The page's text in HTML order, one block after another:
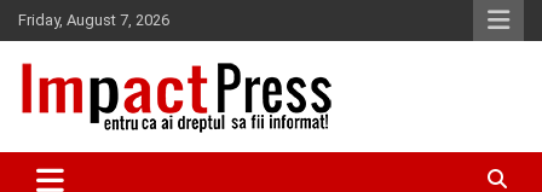
Skip
to
content
Friday, August 7, 2026
IMPACTPRESS